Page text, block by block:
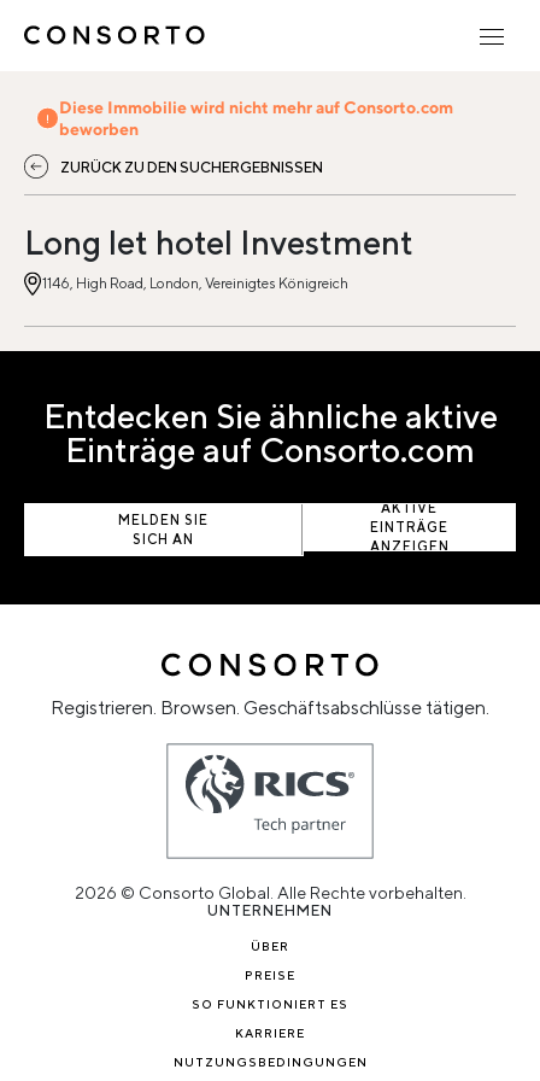
Diese Immobilie wird nicht mehr auf Consorto.com
beworben
ZURÜCK ZU DEN SUCHERGEBNISSEN
Long let hotel Investment
1146, High Road, London, Vereinigtes Königreich
Entdecken Sie ähnliche aktive
Einträge auf Consorto.com
MELDEN SIE
SICH AN
AKTIVE
EINTRÄGE
ANZEIGEN
Registrieren. Browsen. Geschäftsabschlüsse tätigen.
2026 © Consorto Global. Alle Rechte vorbehalten.
UNTERNEHMEN
ÜBER
PREISE
SO FUNKTIONIERT ES
KARRIERE
NUTZUNGSBEDINGUNGEN